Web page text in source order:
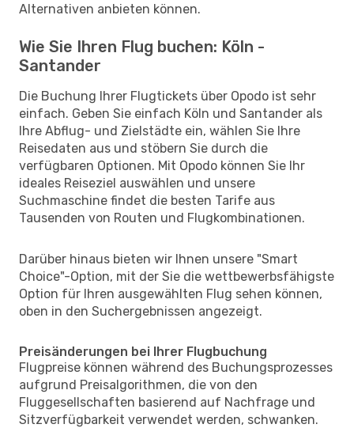
Alternativen anbieten können.
Wie Sie Ihren Flug buchen: Köln -
Santander
Die Buchung Ihrer Flugtickets über Opodo ist sehr
einfach. Geben Sie einfach Köln und Santander als
Ihre Abflug- und Zielstädte ein, wählen Sie Ihre
Reisedaten aus und stöbern Sie durch die
verfügbaren Optionen. Mit Opodo können Sie Ihr
ideales Reiseziel auswählen und unsere
Suchmaschine findet die besten Tarife aus
Tausenden von Routen und Flugkombinationen.
Darüber hinaus bieten wir Ihnen unsere "Smart
Choice"-Option, mit der Sie die wettbewerbsfähigste
Option für Ihren ausgewählten Flug sehen können,
oben in den Suchergebnissen angezeigt.
Preisänderungen bei Ihrer Flugbuchung
Flugpreise können während des Buchungsprozesses
aufgrund Preisalgorithmen, die von den
Fluggesellschaften basierend auf Nachfrage und
Sitzverfügbarkeit verwendet werden, schwanken.